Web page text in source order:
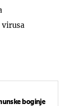
boginje